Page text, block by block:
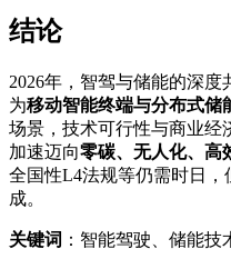
结论
2026年，智驾与储能的深
为移动智能终端与分布式储
场景，技术可行性与商业经
加速迈向零碳、无人化、高
全国性L4法规等仍需时日，
成。
关键词 ：智能驾驶、储能